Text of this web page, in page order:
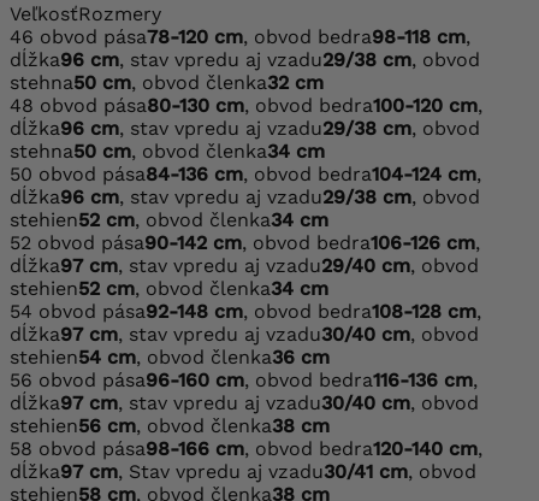
VeľkosťRozmery
46 obvod pása78-120 cm, obvod bedra98-118 cm,
dĺžka96 cm, stav vpredu aj vzadu29/38 cm, obvod
stehna50 cm, obvod členka32 cm
48 obvod pása80-130 cm, obvod bedra100-120 cm,
dĺžka96 cm, stav vpredu aj vzadu29/38 cm, obvod
stehna50 cm, obvod členka34 cm
50 obvod pása84-136 cm, obvod bedra104-124 cm,
dĺžka96 cm, stav vpredu aj vzadu29/38 cm, obvod
stehien52 cm, obvod členka34 cm
52 obvod pása90-142 cm, obvod bedra106-126 cm,
dĺžka97 cm, stav vpredu aj vzadu29/40 cm, obvod
stehien52 cm, obvod členka34 cm
54 obvod pása92-148 cm, obvod bedra108-128 cm,
dĺžka97 cm, stav vpredu aj vzadu30/40 cm, obvod
stehien54 cm, obvod členka36 cm
56 obvod pása96-160 cm, obvod bedra116-136 cm,
dĺžka97 cm, stav vpredu aj vzadu30/40 cm, obvod
stehien56 cm, obvod členka38 cm
58 obvod pása98-166 cm, obvod bedra120-140 cm,
dĺžka97 cm, Stav vpredu aj vzadu30/41 cm, obvod
stehien58 cm, obvod členka38 cm